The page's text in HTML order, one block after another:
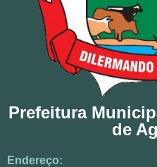
Prefeitura
de
Endereço: